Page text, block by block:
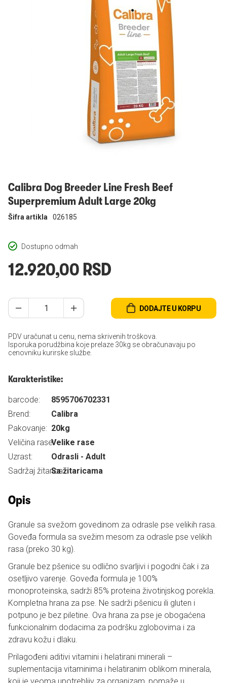
Calibra Dog Breeder Line Fresh Beef
Superpremium Adult Large 20kg
Dostupno odmah
Šifra artikla 026185
12.920,00 RSD
DODAJTE U KORPU
PDV uračunat u cenu, nema skrivenih troškova.
Isporuka porudžbina koje prelaze 30kg se obračunavaju po
cenovniku kurirske službe.
Karakteristike:
barcode:
8595706702331
Brend:
Calibra
Pakovanje: 20kg
Veličina rase:Velike rase
Uzrast:
Odrasli - Adult
Sadržaj žitarica:Sa žitaricama
Opis
Granule sa svežom govedinom za odrasle pse velikih rasa.
Goveđa formula sa svežim mesom za odrasle pse velikih
rasa (preko 30 kg).
Granule bez pšenice su odlično svarljivi i pogodni čak i za
osetljivo varenje. Goveđa formula je 100%
monoproteinska, sadrži 85% proteina životinjskog porekla.
Kompletna hrana za pse. Ne sadrži pšenicu ili gluten i
potpuno je bez piletine. Ova hrana za pse je obogaćena
funkcionalnim dodacima za podršku zglobovima i za
zdravu kožu i dlaku.
Prilagođeni aditivi vitamini i helatirani minerali –
suplementacija vitaminima i helatiranim oblikom minerala,